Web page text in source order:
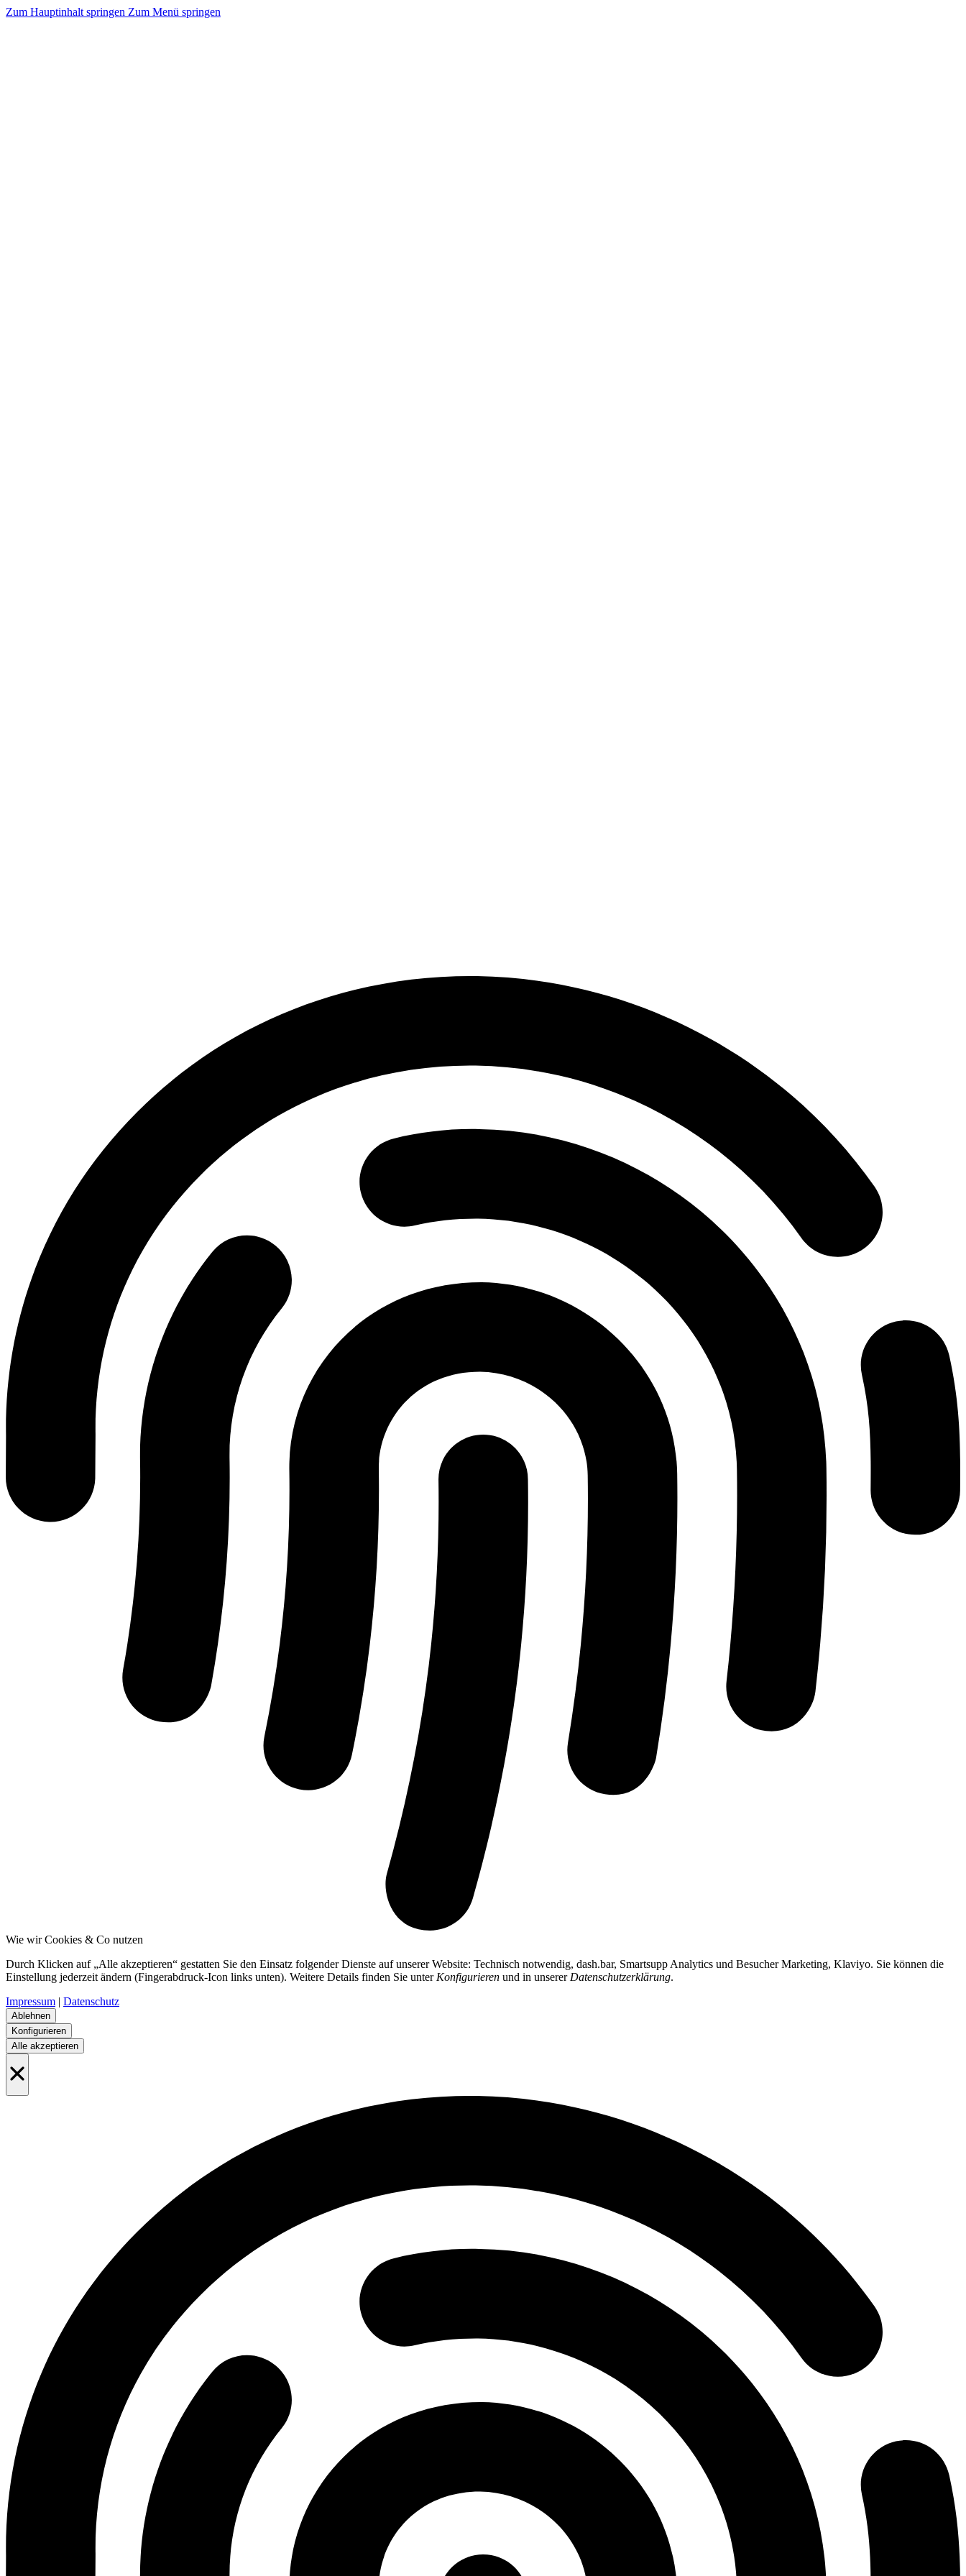
Zum Hauptinhalt springen Zum Menü springen
Wie wir Cookies & Co nutzen
Durch Klicken auf „Alle akzeptieren“ gestatten Sie den Einsatz folgender Dienste auf unserer Website: Technisch notwendig, dash.bar, Smartsupp Analytics und Besucher Marketing, Klaviyo. Sie können die
Einstellung jederzeit ändern (Fingerabdruck-Icon links unten). Weitere Details finden Sie unter Konfigurieren und in unserer Datenschutzerklärung.
Impressum | Datenschutz
Ablehnen
Konfigurieren
Alle akzeptieren